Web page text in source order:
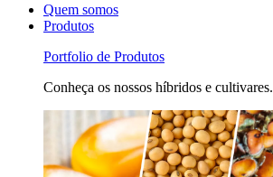
Quem somos
Produtos
Portfolio de Produtos
Conheça os nossos híbridos e cultivares.